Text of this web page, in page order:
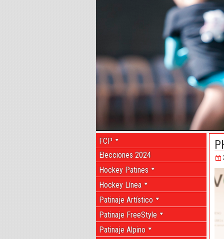
FCP
Elecciones 2024
Hockey Patines
Hockey Línea
Patinaje Artístico
Patinaje FreeStyle
Patinaje Alpino